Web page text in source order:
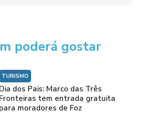
poderá gostar
TURISMO
Dia dos Pais: Marco das Três
Fronteiras tem entrada gratuita
para moradores de Foz